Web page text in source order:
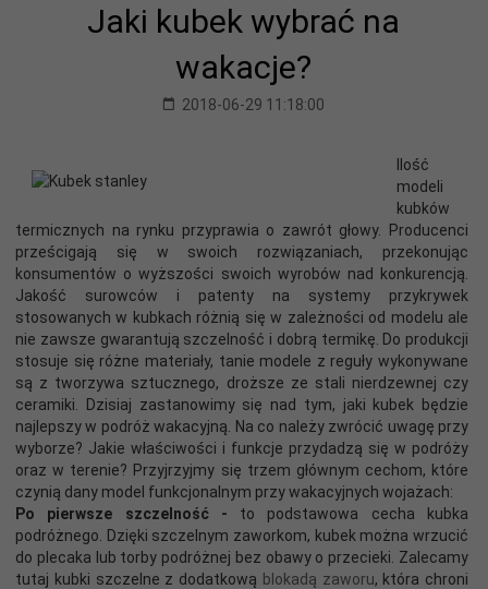
Jaki kubek wybrać na
wakacje?
2018-06-29 11:18:00
Ilość
modeli
kubków
termicznych na rynku przyprawia o zawrót głowy. Producenci
prześcigają się w swoich rozwiązaniach, przekonując
konsumentów o wyższości swoich wyrobów nad konkurencją.
Jakość surowców i patenty na systemy przykrywek
stosowanych w kubkach różnią się w zależności od modelu ale
nie zawsze gwarantują szczelność i dobrą termikę. Do produkcji
stosuje się różne materiały, tanie modele z reguły wykonywane
są z tworzywa sztucznego, droższe ze stali nierdzewnej czy
ceramiki. Dzisiaj zastanowimy się nad tym, jaki kubek będzie
najlepszy w podróż wakacyjną. Na co należy zwrócić uwagę przy
wyborze? Jakie właściwości i funkcje przydadzą się w podróży
oraz w terenie? Przyjrzyjmy się trzem głównym cechom, które
czynią dany model funkcjonalnym przy wakacyjnych wojażach:
Po pierwsze szczelność - to podstawowa cecha kubka
podróżnego. Dzięki szczelnym zaworkom, kubek można wrzucić
do plecaka lub torby podróżnej bez obawy o przecieki. Zalecamy
tutaj kubki szczelne z dodatkową blokadą zaworu, która chroni